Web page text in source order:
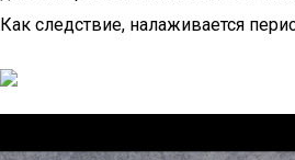
Как следствие, налаживается